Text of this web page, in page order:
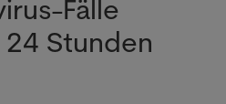
Fälle
Stunden